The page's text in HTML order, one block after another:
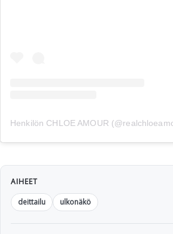
AIHEET
deittailu
ulkonäkö